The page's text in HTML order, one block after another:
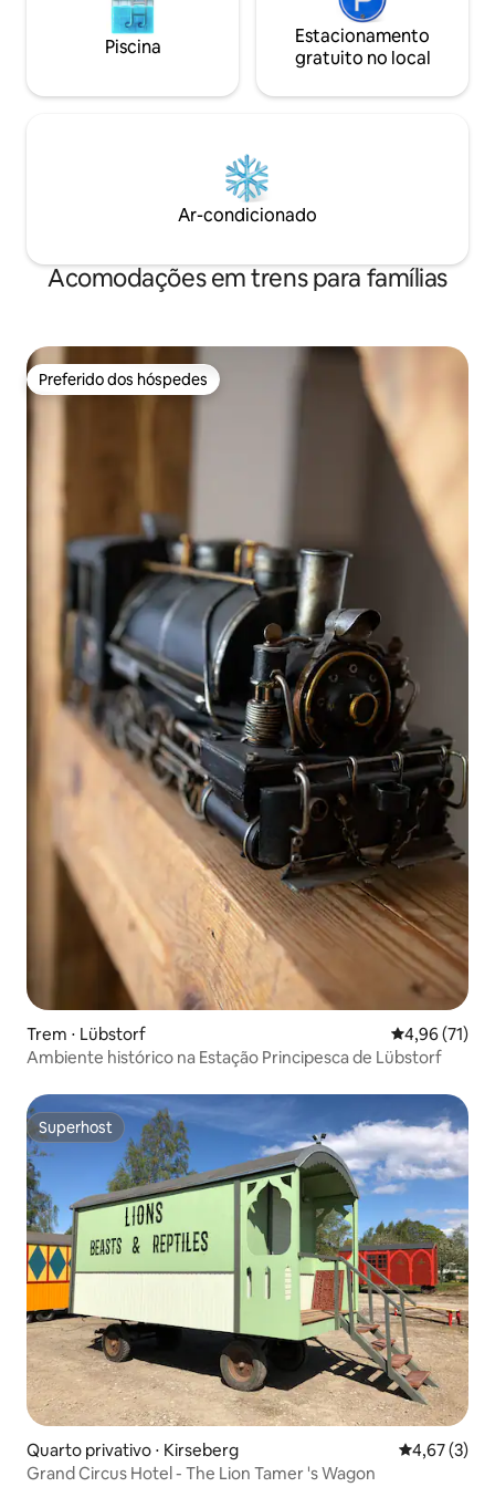
Piscina
Estacionamento
gratuito no local
Ar-condicionado
Acomodações em trens para famílias
Preferido dos hóspedes
Preferido dos hóspedes
Trem ⋅ Lübstorf 4,96 de uma
4,96 (71)
Ambiente histórico na Estação Principesca de Lübstorf
Superhost
Superhost
Quarto privativo ⋅ Kirseberg 4,67 de
4,67 (3)
Grand Circus Hotel - The Lion Tamer 's Wagon